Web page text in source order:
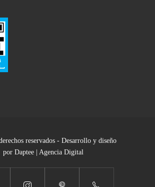
reservados - Desarrollo y diseño
por Daptee | Agencia Digital